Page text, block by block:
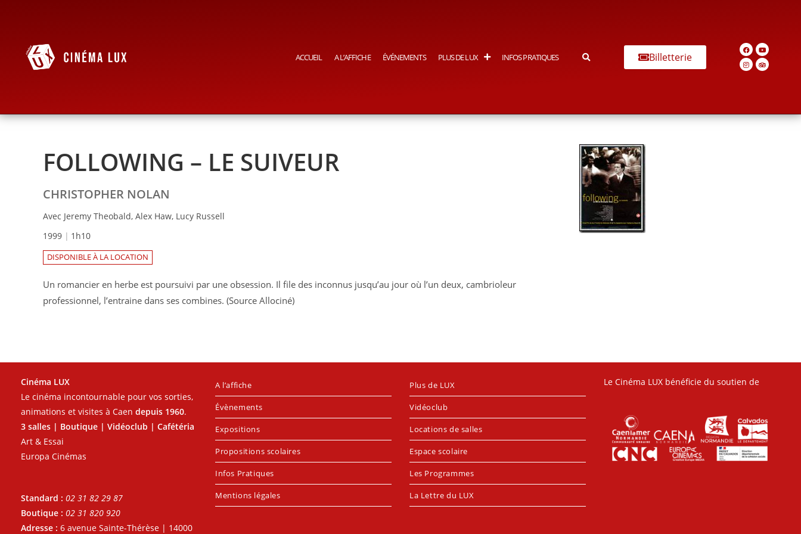
ACCUEIL A L’AFFICHE ÉVÉNEMENTS PLUS DE LUX INFOS PRATIQUES Billetterie
FOLLOWING – LE SUIVEUR
CHRISTOPHER NOLAN
Avec Jeremy Theobald, Alex Haw, Lucy Russell
1999
1h10
DISPONIBLE À LA LOCATION
Un romancier en herbe est poursuivi par une obsession. Il file des inconnus jusqu’au jour où l’un deux, cambrioleur
professionnel, l’entraine dans ses combines. (Source Allociné)
Cinéma LUX
Le cinéma incontournable pour vos sorties,
animations et visites à Caen depuis 1960.
3 salles | Boutique | Vidéoclub | Cafétéria
Art & Essai
Europa Cinémas
Standard : 02 31 82 29 87
Boutique : 02 31 820 920
Adresse : 6 avenue Sainte-Thérèse | 14000
A l’affiche
Évènements
Expositions
Propositions scolaires
Infos Pratiques
Mentions légales
Plus de LUX
Vidéoclub
Locations de salles
Espace scolaire
Les Programmes
La Lettre du LUX
Le Cinéma LUX bénéficie du soutien de